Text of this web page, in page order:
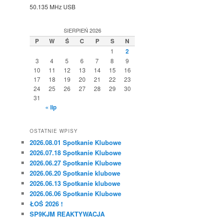
50.135 MHz USB
SIERPIEŃ 2026
P W Ś C P S N
1 2
3 4 5 6 7 8
9
10
11 12 13 14 15
16
17
18 19 20 21 22
23
24
25 26 27 28 29
30
31
« lip
OSTATNIE WPISY
2026.08.01 Spotkanie Klubowe
2026.07.18 Spotkanie Klubowe
2026.06.27 Spotkanie Klubowe
2026.06.20 Spotkanie klubowe
2026.06.13 Spotkanie klubowe
2026.06.06 Spotkanie Klubowe
ŁOŚ 2026 !
SP9KJM REAKTYWACJA